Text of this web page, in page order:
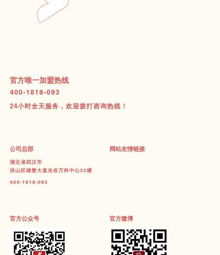
官方唯一加盟热线
400-1818-093
24小时全天服务，欢迎拨打咨询热线！
公司总部
湖北省武汉市
洪山区雄楚大道光谷万科中心32楼
400-1818-093
网站友情链接
官方公众号 官方微博